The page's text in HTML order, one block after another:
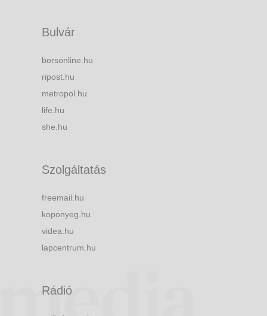
Bulvár
borsonline.hu
ripost.hu
metropol.hu
life.hu
she.hu
Szolgáltatás
freemail.hu
koponyeg.hu
videa.hu
lapcentrum.hu
Rádió